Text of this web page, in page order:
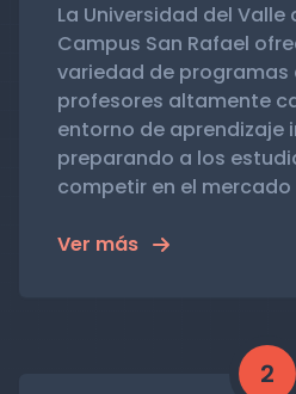
La Universidad del Valle
Campus San Rafael
variedad de
profesores altamente
entorno de aprendizaje
preparando a los
competir en el
Ver más
2